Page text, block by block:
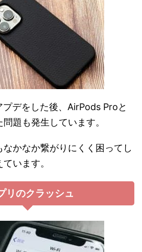
プデをした後、AirPods Proと
題も発生しています。
かなか繋がりにくく困ってし
います。
リのクラッシュ